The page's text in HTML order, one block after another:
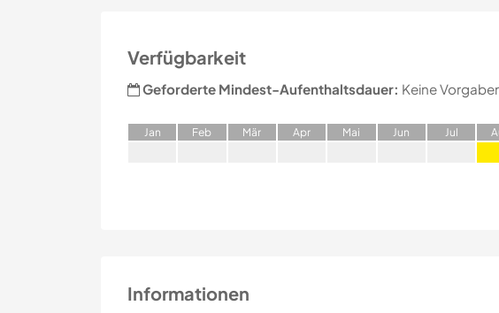
Verfügbarkeit
Geforderte Mindest-Aufenthaltsdauer: Keine
Jan Feb Mär Apr Mai Jun Jul A
Informationen